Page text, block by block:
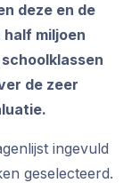
deze en de
miljoen
de zeer
ingevuld
geselecteerd.